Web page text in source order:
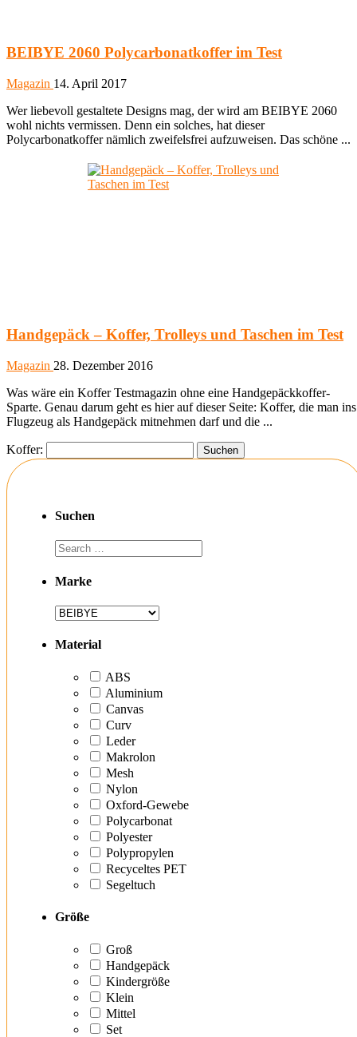
BEIBYE 2060 Polycarbonatkoffer im Test
Magazin 14. April 2017
Wer liebevoll gestaltete Designs mag, der wird am BEIBYE 2060
wohl nichts vermissen. Denn ein solches, hat dieser
Polycarbonatkoffer nämlich zweifelsfrei aufzuweisen. Das schöne ...
Handgepäck – Koffer, Trolleys und Taschen im Test
Magazin 28. Dezember 2016
Was wäre ein Koffer Testmagazin ohne eine Handgepäckkoffer-
Sparte. Genau darum geht es hier auf dieser Seite: Koffer, die man ins
Flugzeug als Handgepäck mitnehmen darf und die ...
Koffer:
Suchen
Marke
Material
ABS
Aluminium
Canvas
Curv
Leder
Makrolon
Mesh
Nylon
Oxford-Gewebe
Polycarbonat
Polyester
Polypropylen
Recyceltes PET
Segeltuch
Größe
Groß
Handgepäck
Kindergröße
Klein
Mittel
Set